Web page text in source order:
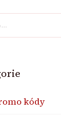
kódy